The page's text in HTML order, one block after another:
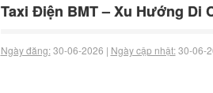
Taxi Điện BMT – Xu Hướng Di
Ngày đăng:30-06-2026 | Ngày cập nhật:30-06-